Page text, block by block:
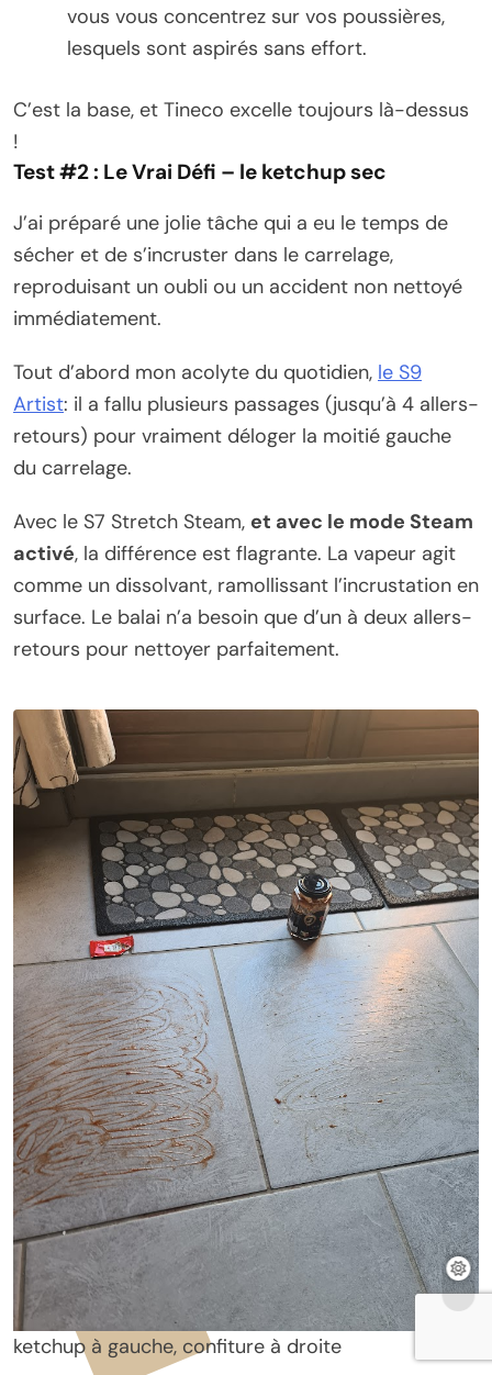
vous vous concentrez sur vos poussières,
lesquels sont aspirés sans effort.
C’est la base, et Tineco excelle toujours là-dessus
!
Test #2 : Le Vrai Défi – le ketchup sec
J’ai préparé une jolie tâche qui a eu le temps de
sécher et de s’incruster dans le carrelage,
reproduisant un oubli ou un accident non nettoyé
immédiatement.
Tout d’abord mon acolyte du quotidien, le S9
Artist: il a fallu plusieurs passages (jusqu’à 4 allers-
retours) pour vraiment déloger la moitié gauche
du carrelage.
Avec le S7 Stretch Steam, et avec le mode Steam
activé, la différence est flagrante. La vapeur agit
comme un dissolvant, ramollissant l’incrustation en
surface. Le balai n’a besoin que d’un à deux allers-
retours pour nettoyer parfaitement.
ketchup à gauche, confiture à droite